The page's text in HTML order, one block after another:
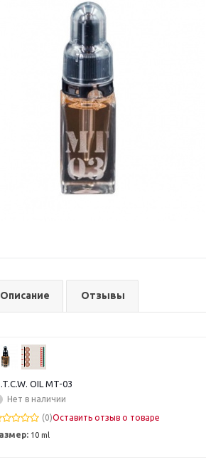
Описание Отзывы
OIL MT-03
Нет в наличии
(0)Оставить отзыв о товаре
10 ml